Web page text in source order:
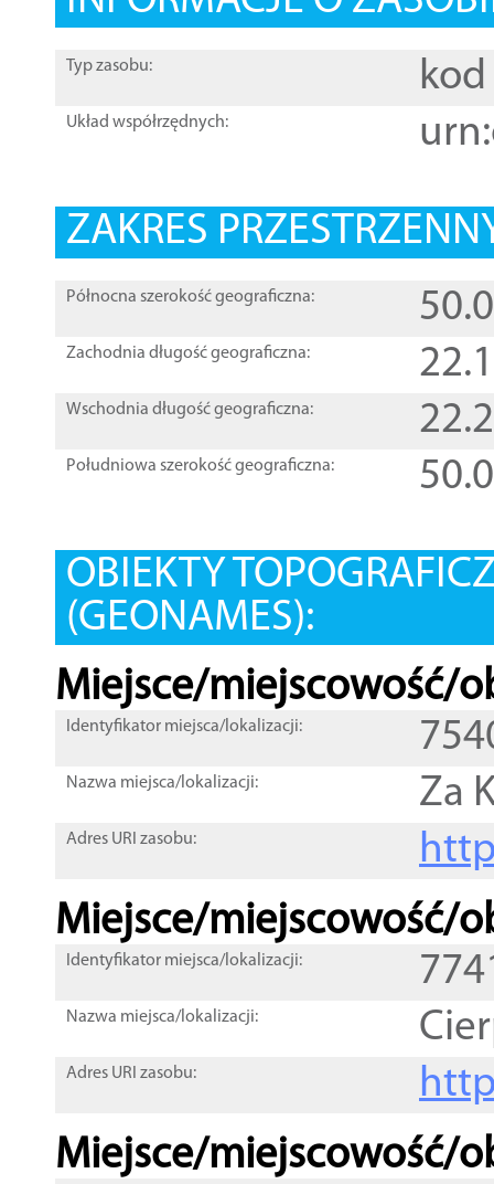
Typ zasobu: kod
Układ współrzędnych:
ZAKRES
Północna szerokość geograficzna:
Zachodnia długość geograficzna:
Wschodnia długość geograficzna:
Południowa szerokość geograficzna:
OBIEKTY
(GEONAMES):
Miejsce/miejscowość/
Identyfikator miejsca/lokalizacji:
Nazwa miejsca/lokalizacji: Za
Adres URI zasobu:
Miejsce/miejscowość/
Identyfikator miejsca/lokalizacji:
Nazwa miejsca/lokalizacji:
Adres URI zasobu:
Miejsce/miejscowość/